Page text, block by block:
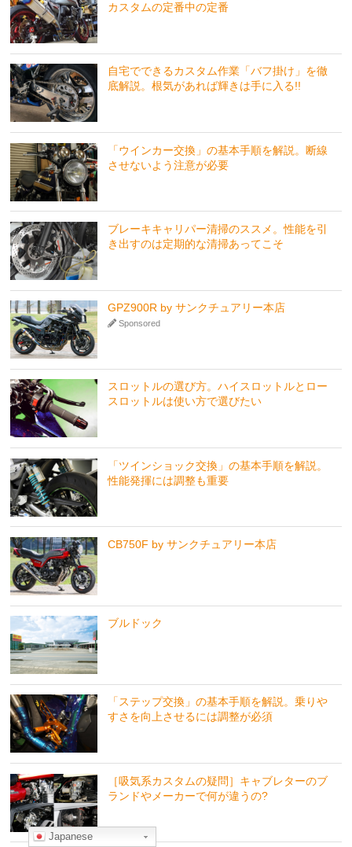
カスタムの定番中の定番
自宅でできるカスタム作業「バフ掛け」を徹
底解説。根気があれば輝きは手に入る!!
「ウインカー交換」の基本手順を解説。断線
させないよう注意が必要
ブレーキキャリパー清掃のススメ。性能を引
き出すのは定期的な清掃あってこそ
GPZ900R by サンクチュアリー本店
Sponsored
スロットルの選び方。ハイスロットルとロー
スロットルは使い方で選びたい
「ツインショック交換」の基本手順を解説。
性能発揮には調整も重要
CB750F by サンクチュアリー本店
ブルドック
「ステップ交換」の基本手順を解説。乗りや
すさを向上させるには調整が必須
［吸気系カスタムの疑問］キャブレターのブ
ランドやメーカーで何が違うの?
Japanese